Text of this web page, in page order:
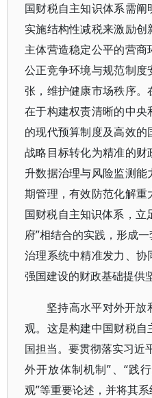
国财税自主知识体系需阐
实施结构性减税来激励
主体营造稳定公平的营
公正竞争环境与规范制
张，维护健康市场秩序
在于构建权责清晰的中
的现代预算制度及高效
战略目标转化为精准的
升数据治理与风险监测
期管理，有效防范化解重
国财税自主知识体系，立
府”相结合的实践，形成
治理系统中精准发力、
强国建设的财政基础提供
坚持高水平对外开放
观。这是构建中国财税
国担当。要贯彻落实习近
外开放体制机制”、“践
观”等重要论述，并将其